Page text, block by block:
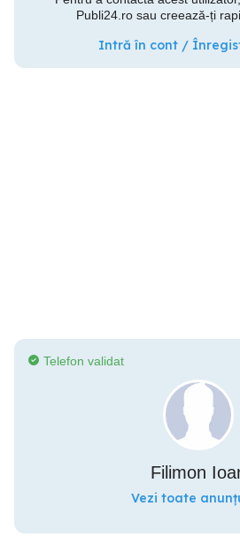
Publi24.ro sau creează-ți
Intră în cont /
Telefon validat
Filimon
Vezi toate